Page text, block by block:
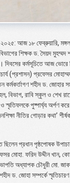
২০২৫: আজ ১৮ ফেব্রুয়ারি,
শিক্ষক ড. সৈয়দ
দিবসের কর্মসূচিতে আজ
(প্রশাসন) প্রফেসর
কর্মকর্তাগণ শহীদ ড.
বিভাগ, রাবি স্কুল ও শেখ
স্মৃতিফলকে পুষ্পার্ঘ্য অর্পণ
নীতির গোড়ার কথা’
প্রধান পৃষ্ঠপোষক
মোহা. ফরিদ উদ্দীন খান,
অধ্যাপক চৌধুরী মো.
জোহা সম্পর্কে স্মৃতিচারণ